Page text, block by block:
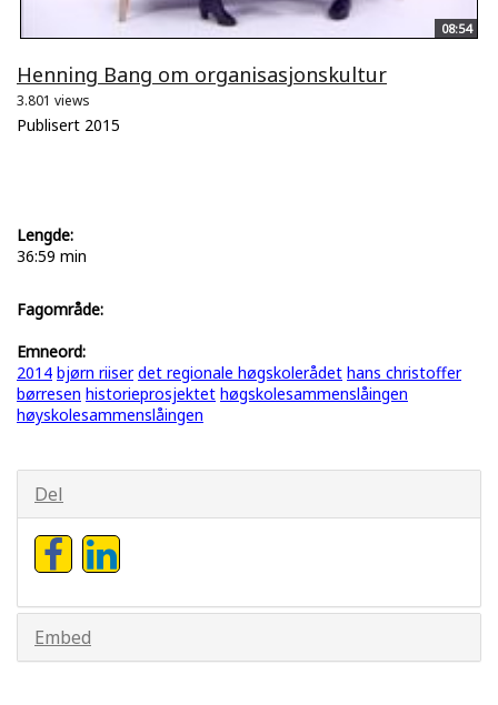
08:54
Henning Bang om organisasjonskultur
3.801 views
Publisert 2015
Lengde:
36:59 min
Fagområde:
Emneord:
2014 bjørn riiser det regionale høgskolerådet hans christoffer
børresen historieprosjektet høgskolesammenslåingen
høyskolesammenslåingen
Del
Embed